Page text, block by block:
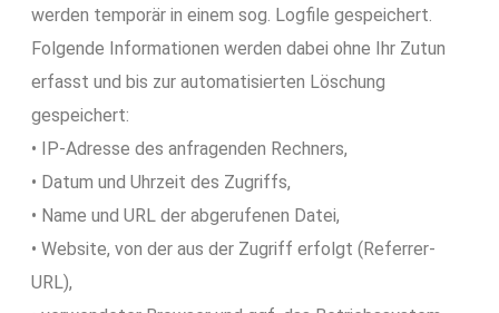
werden temporär in einem sog. Logfile gespeichert.
Folgende Informationen werden dabei ohne Ihr Zutun
erfasst und bis zur automatisierten Löschung
gespeichert:
• IP-Adresse des anfragenden Rechners,
• Datum und Uhrzeit des Zugriffs,
• Name und URL der abgerufenen Datei,
• Website, von der aus der Zugriff erfolgt (Referrer-
URL),